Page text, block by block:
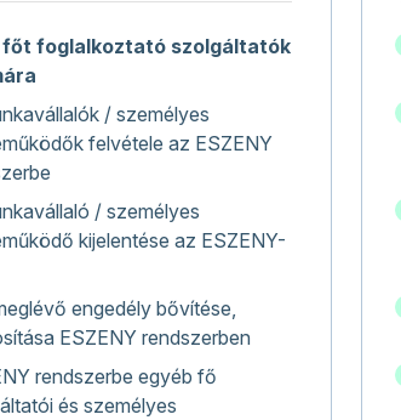
főt foglalkoztató szolgáltatók
/ személyes
felvétele az ESZENY
/ személyes
kijelentése az ESZENY-
engedély bővítése,
ESZENY rendszerben
rendszerbe egyéb fő
és személyes